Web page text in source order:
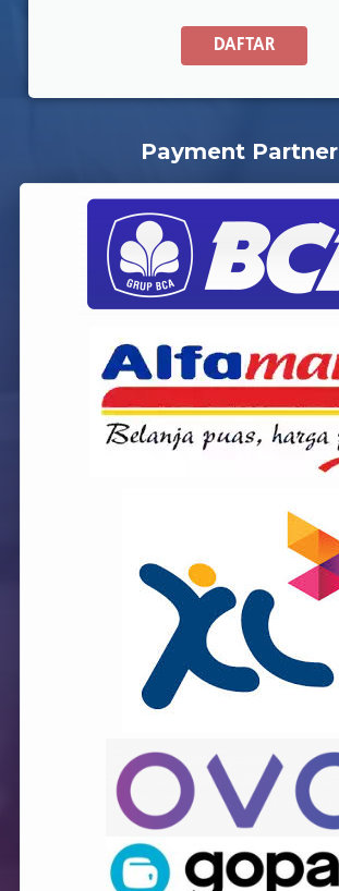
DAFTAR
Payment Partner